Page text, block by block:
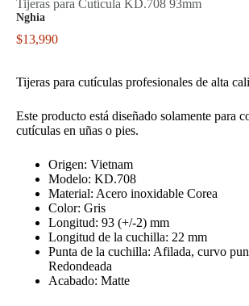
Tijeras para Cutícula KD.708 93mm
Nghia
$13,990
Tijeras para cutículas profesionales de alta
Este producto está diseñado solamente para
cutículas en uñas o pies.
Origen: Vietnam
Modelo: KD.708
Material: Acero inoxidable Corea
Color: Gris
Longitud: 93 (+/-2) mm
Longitud de la cuchilla: 22 mm
Punta de la cuchilla: Afilada, curvo
Redondeada
Acabado: Matte